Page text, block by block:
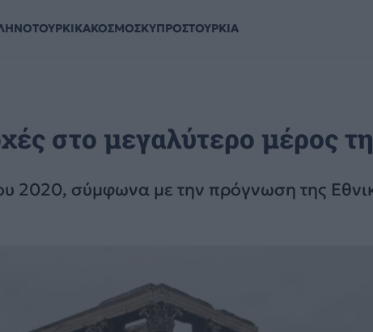
ΚΟΣΜΟΣΚΥΠΡΟΣΤΟΥΡΚΙΑ
στο μεγαλύτερο μέρος
2020, σύμφωνα με την πρόγνωση της